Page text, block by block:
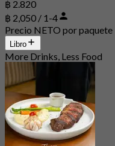
฿ 2.820
฿ 2,050 / 1-4
Precio NETO por paquete
Libro
More Drinks, Less Food